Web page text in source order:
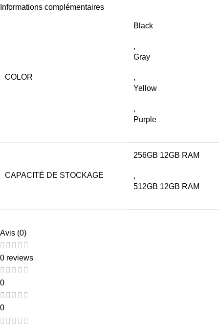
Informations complémentaires
COLOR
Black
,
Gray
,
Yellow
,
Purple
CAPACITÉ DE STOCKAGE
256GB 12GB RAM
,
512GB 12GB RAM
Avis (0)
0 reviews
0
0